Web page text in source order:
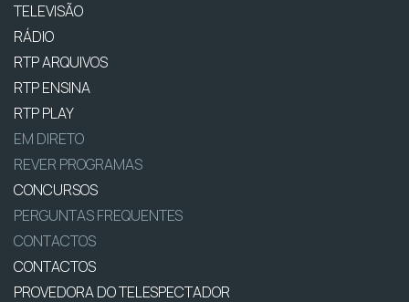
TELEVISÃO
RÁDIO
RTP ARQUIVOS
RTP ENSINA
RTP PLAY
EM DIRETO
REVER PROGRAMAS
CONCURSOS
PERGUNTAS FREQUENTES
CONTACTOS
CONTACTOS
PROVEDORA DO TELESPECTADOR